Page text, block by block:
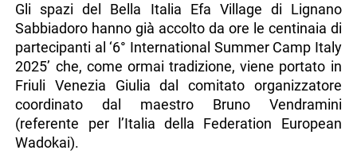
Gli spazi del Bella Italia Efa Village di Lignano
Sabbiadoro hanno già accolto da ore le centinaia di
partecipanti al ‘6° International Summer Camp Italy
2025’ che, come ormai tradizione, viene portato in
Friuli Venezia Giulia dal comitato organizzatore
coordinato dal maestro Bruno Vendramini
(referente per l’Italia della Federation European
Wadokai).